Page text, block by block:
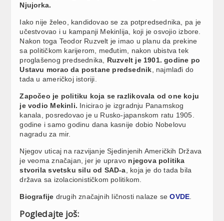
Njujorka.
Iako nije želeo, kandidovao se za potpredsednika, pa je
učestvovao i u kampanji Mekinlija, koji je osvojio izbore.
Nakon toga Teodor Ruzvelt je imao u planu da prekine
sa političkom karijerom, međutim, nakon ubistva tek
proglašenog predsednika, Ruzvelt je 1901. godine po
Ustavu morao da postane predsednik , najmlađi do
tada u američkoj istoriji.
Započeo je politiku koja se razlikovala od one koju
je vodio Mekinli. Inicirao je izgradnju Panamskog
kanala, posredovao je u Rusko-japanskom ratu 1905.
godine i samo godinu dana kasnije dobio Nobelovu
nagradu za mir.
Njegov uticaj na razvijanje Sjedinjenih Američkih Država
je veoma značajan, jer je upravo njegova politika
stvorila svetsku silu od SAD-a , koja je do tada bila
država sa izolacionističkom politikom.
Biografije drugih značajnih ličnosti nalaze seOVDE
Pogledajte još: